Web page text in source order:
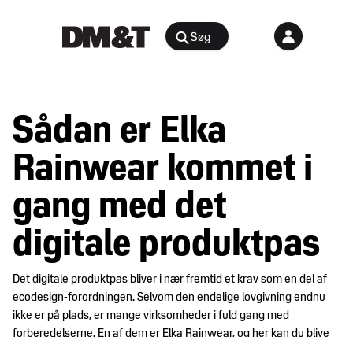
Agenter &
Distributører
Arbejdsmiljø
Bæredygtighed
samfundsansvar
Digital
E-
handel
Arrangementer
Nyheder
&
indsigt
Juridisk
medlemsportal
Medlemskab
Søg
Sådan er Elka
Rainwear kommet i
gang med det
digitale produktpas
Det digitale produktpas bliver i nær fremtid et krav som en del af
ecodesign-forordningen. Selvom den endelige lovgivning endnu
ikke er på plads, er mange virksomheder i fuld gang med
forberedelserne. En af dem er Elka Rainwear, og her kan du blive